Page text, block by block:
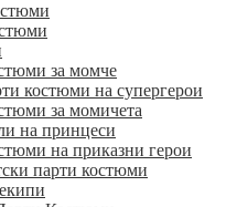
за момче
костюми на супергерои
за момичета
на принцеси
на приказни герои
парти костюми